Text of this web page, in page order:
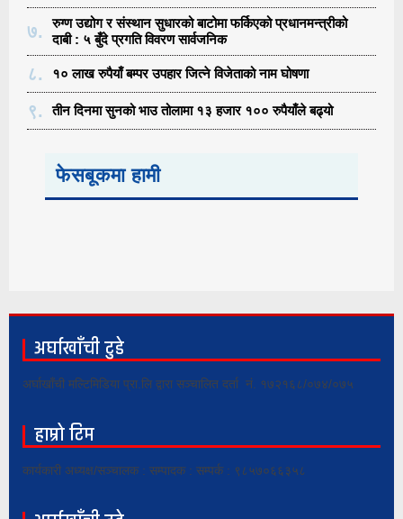
७.
रुग्ण उद्योग र संस्थान सुधारको बाटोमा फर्किएको प्रधानमन्त्रीको
दाबी : ५ बुँदे प्रगति विवरण सार्वजनिक
८. १० लाख रुपैयाँ बम्पर उपहार जित्ने विजेताको नाम घोषणा
९. तीन दिनमा सुनको भाउ तोलामा १३ हजार १०० रुपैयाँले बढ्यो
फेसबूकमा हामी
अर्घाखाँची टुडे
अर्घाखाँची मल्टिमिडिया प्रा.लि द्वारा सञ्चालित दर्ता नं. १७२१६८/०७४/०७५
हाम्रो टिम
कार्यकारी अध्यक्ष/सञ्चालक : सम्पादक : सम्पर्क : ९८५७०६६३५८